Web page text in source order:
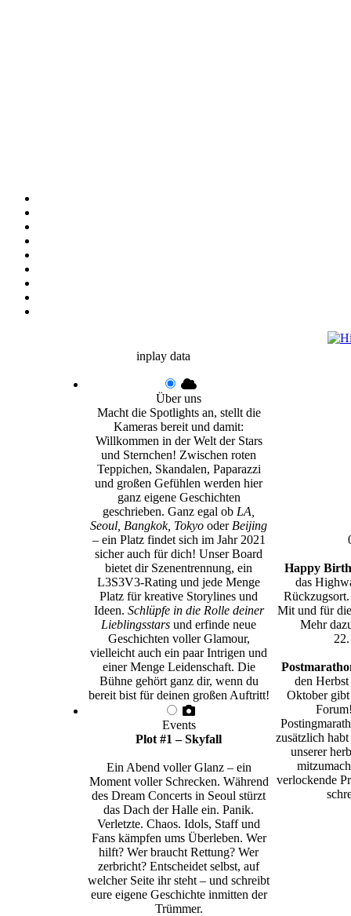
inplay data
Über uns
Macht die Spotlights an, stellt die
Kameras bereit und damit:
Willkommen in der Welt der Stars
und Sternchen! Zwischen roten
Teppichen, Skandalen, Paparazzi
und großen Gefühlen werden hier
ganz eigene Geschichten
geschrieben. Ganz egal ob LA,
Seoul, Bangkok, Tokyo oder Beijing
– ein Platz findet sich im Jahr 2021
sicher auch für dich! Unser Board
bietet dir Szenentrennung, ein
L3S3V3-Rating und jede Menge
Platz für kreative Storylines und
Ideen. Schlüpfe in die Rolle deiner
Lieblingsstars und erfinde neue
Geschichten voller Glamour,
vielleicht auch ein paar Intrigen und
einer Menge Leidenschaft. Die
Bühne gehört ganz dir, wenn du
bereit bist für deinen großen Auftritt!
Events
Plot #1 – Skyfall
Ein Abend voller Glanz – ein
Moment voller Schrecken. Während
des Dream Concerts in Seoul stürzt
das Dach der Halle ein. Panik.
Verletzte. Chaos. Idols, Staff und
Fans kämpfen ums Überleben. Wer
hilft? Wer braucht Rettung? Wer
zerbricht? Entscheidet selbst, auf
welcher Seite ihr steht – und schreibt
eure eigene Geschichte inmitten der
Trümmer.
Happy
das
Mit und für
Mehr
den
Oktober
zusätzlich
unserer
verlockende